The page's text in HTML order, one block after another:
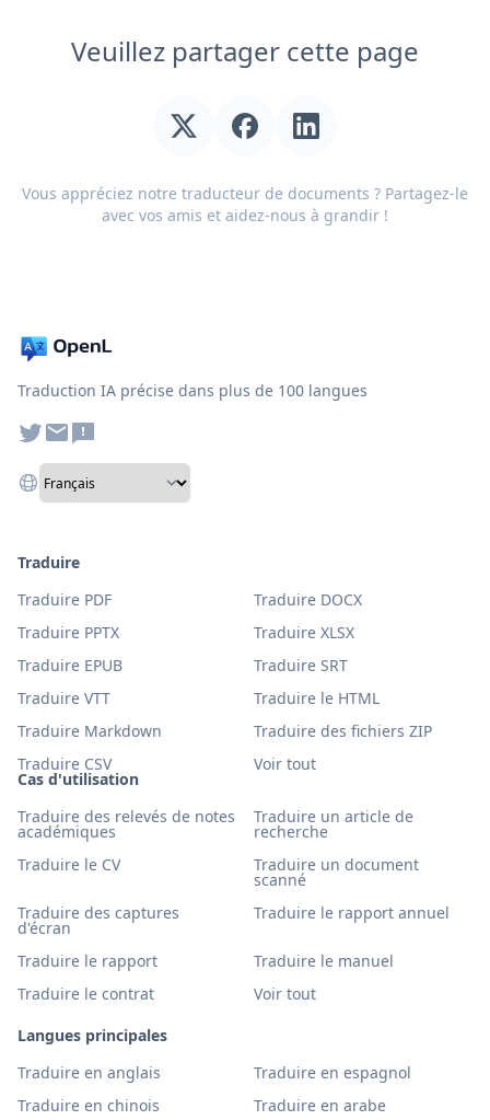
Veuillez partager cette page
Vous appréciez notre traducteur de documents ? Partagez-le
avec vos amis et aidez-nous à grandir !
Traduction IA précise dans plus de 100 langues
Cas d'utilisation
Traduire des relevés de notes
académiques
Traduire un article de
recherche
Traduire le CV
Traduire un document
scanné
Traduire des captures
d'écran
Traduire le rapport annuel
Traduire le rapport
Traduire le manuel
Traduire le contrat
Voir tout
Langues principales
Traduire en anglais
Traduire en espagnol
Traduire en chinois
Traduire en arabe
Traduire
Traduire PDF
Traduire DOCX
Traduire PPTX
Traduire XLSX
Traduire EPUB
Traduire SRT
Traduire VTT
Traduire le HTML
Traduire Markdown
Traduire des fichiers ZIP
Traduire CSV
Voir tout